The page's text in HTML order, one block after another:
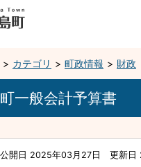
カテゴリ 町政情報 財政
一般会計予算書
公開日 2025年03月27日 更新日